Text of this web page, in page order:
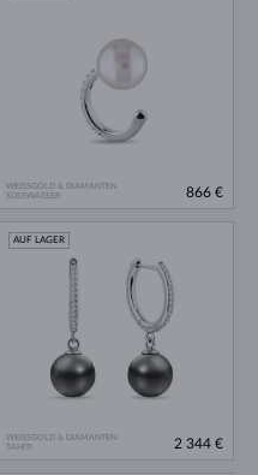
WEISSGOLD & DIAMANTEN
SÜSSWASSER
866 €
WEISSGOLD & DIAMANTEN
TAHITI
AUF LAGER
2 344 €